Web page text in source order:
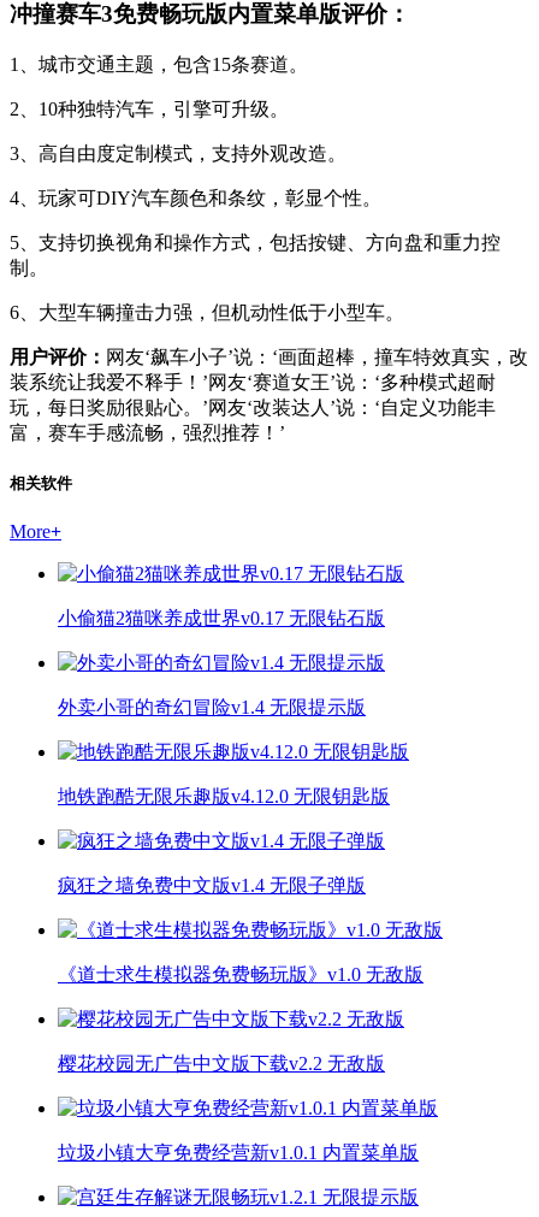
冲撞赛车3免费畅玩版内置菜单版评价：
1、城市交通主题，包含15条赛道。
2、10种独特汽车，引擎可升级。
3、高自由度定制模式，支持外观改造。
4、玩家可DIY汽车颜色和条纹，彰显个性。
5、支持切换视角和操作方式，包括按键、方向盘和重力控
制。
6、大型车辆撞击力强，但机动性低于小型车。
用户评价： 网友‘飙车小子’说：‘画面超棒，撞车特效真实，改
装系统让我爱不释手！’网友‘赛道女王’说：‘多种模式超耐
玩，每日奖励很贴心。’网友‘改装达人’说：‘自定义功能丰
富，赛车手感流畅，强烈推荐！’
相关软件
More+
小偷猫2猫咪养成世界v0.17 无限钻石版
外卖小哥的奇幻冒险v1.4 无限提示版
地铁跑酷无限乐趣版v4.12.0 无限钥匙版
疯狂之墙免费中文版v1.4 无限子弹版
《道士求生模拟器免费畅玩版》v1.0 无敌版
樱花校园无广告中文版下载v2.2 无敌版
垃圾小镇大亨免费经营新v1.0.1 内置菜单版